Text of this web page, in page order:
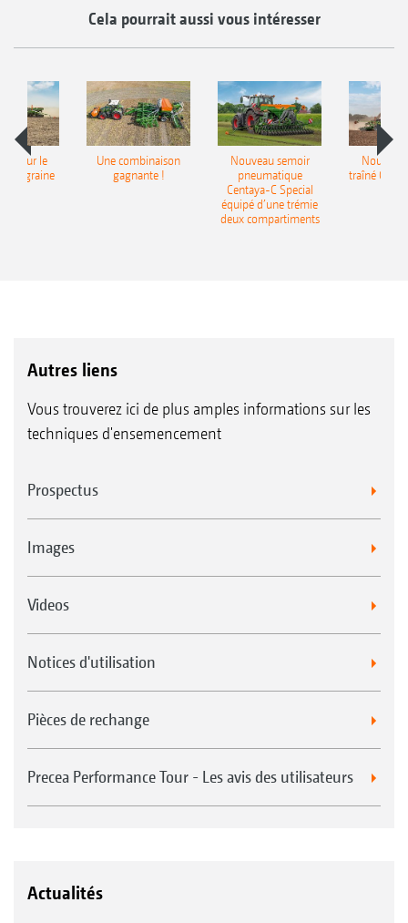
Cela pourrait aussi vous intéresser
pour le
Une combinaison
gagnante !
Nouveau semoir
pneumatique
Centaya-C Special
équipé d’une trémie
deux compartiments
traîné
Autres liens
Vous trouverez ici de plus amples informations sur les
techniques d'ensemencement
Prospectus
Images
Videos
Notices d'utilisation
Pièces de rechange
Precea Performance Tour - Les avis des utilisateurs
Actualités